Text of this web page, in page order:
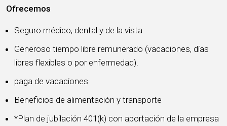
Ofrecemos
Seguro médico, dental y de la vista
Generoso tiempo libre remunerado (vacaciones, días
libres flexibles o por enfermedad).
paga de vacaciones
Beneficios de alimentación y transporte
*Plan de jubilación 401(k) con aportación de la empresa